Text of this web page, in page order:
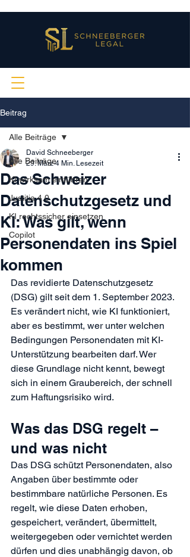
Beitrag
Alle Beiträge
KI wirksam einführen
Justitia 4.0
KI rechtssicher einsetzen
Copilot
Alle Beiträge
Das Schweizer
Datenschutzgesetz und
KI: Was gilt, wenn
Personendaten ins Spiel
kommen
David Schneeberger
29. März 4 Min. Lesezeit
Das revidierte Datenschutzgesetz
(DSG) gilt seit dem 1. September 2023.
Es verändert nicht, wie KI funktioniert,
aber es bestimmt, wer unter welchen
Bedingungen Personendaten mit KI-
Unterstützung bearbeiten darf. Wer
diese Grundlage nicht kennt, bewegt
sich in einem Graubereich, der schnell
zum Haftungsrisiko wird.
Was das DSG regelt –
und was nicht
Das DSG schützt Personendaten, also
Angaben über bestimmte oder
bestimmbare natürliche Personen. Es
regelt, wie diese Daten erhoben,
gespeichert, verändert, übermittelt,
weitergegeben oder vernichtet werden
dürfen und dies unabhängig davon, ob